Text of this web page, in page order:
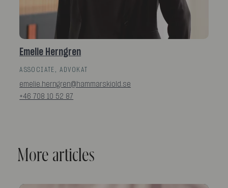
Emelie Herngren
ASSOCIATE, ADVOKAT
emelie.herngren@hammarskiold.se
+46 708 10 52 87
More articles